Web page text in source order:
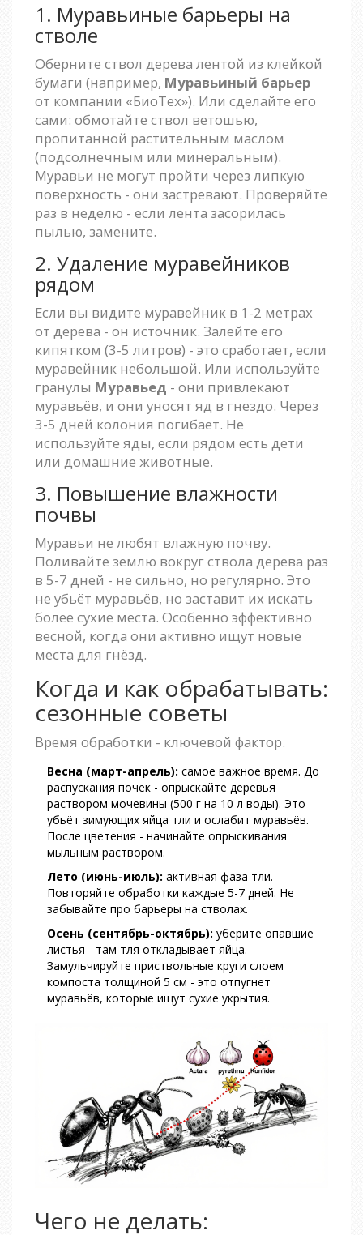
1. Муравьиные барьеры на
стволе
Оберните ствол дерева лентой из клейкой
бумаги (например, Муравьиный барьер
от компании «БиоТех»). Или сделайте его
сами: обмотайте ствол ветошью,
пропитанной растительным маслом
(подсолнечным или минеральным).
Муравьи не могут пройти через липкую
поверхность - они застревают. Проверяйте
раз в неделю - если лента засорилась
пылью, замените.
2. Удаление муравейников
рядом
Если вы видите муравейник в 1-2 метрах
от дерева - он источник. Залейте его
кипятком (3-5 литров) - это сработает, если
муравейник небольшой. Или используйте
гранулы Муравьед - они привлекают
муравьёв, и они уносят яд в гнездо. Через
3-5 дней колония погибает. Не
используйте яды, если рядом есть дети
или домашние животные.
3. Повышение влажности
почвы
Муравьи не любят влажную почву.
Поливайте землю вокруг ствола дерева раз
в 5-7 дней - не сильно, но регулярно. Это
не убьёт муравьёв, но заставит их искать
более сухие места. Особенно эффективно
весной, когда они активно ищут новые
места для гнёзд.
Когда и как обрабатывать:
сезонные советы
Время обработки - ключевой фактор.
Весна (март-апрель): самое важное время. До
распускания почек - опрыскайте деревья
раствором мочевины (500 г на 10 л воды). Это
убьёт зимующих яйца тли и ослабит муравьёв.
После цветения - начинайте опрыскивания
мыльным раствором.
Лето (июнь-июль): активная фаза тли.
Повторяйте обработки каждые 5-7 дней. Не
забывайте про барьеры на стволах.
Осень (сентябрь-октябрь): уберите опавшие
листья - там тля откладывает яйца.
Замульчируйте приствольные круги слоем
компоста толщиной 5 см - это отпугнет
муравьёв, которые ищут сухие укрытия.
Чего не делать: